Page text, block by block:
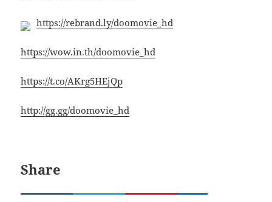
https://rebrand.ly/doomovie_hd
https://wow.in.th/doomovie_hd
https://t.co/AKrg5HEjQp
http://gg.gg/doomovie_hd
Share